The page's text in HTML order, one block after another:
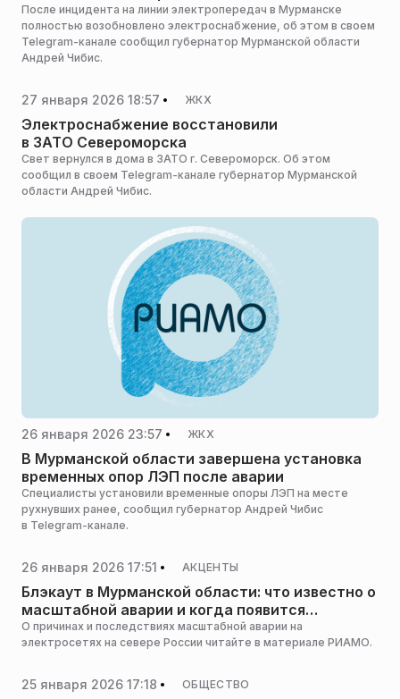
После инцидента на линии электропередач в Мурманске
полностью возобновлено электроснабжение, об этом в своем
Telegram-канале сообщил губернатор Мурманской области
Андрей Чибис.
27 января 2026 18:57 ЖКХ
Электроснабжение восстановили
в ЗАТО Североморска
Свет вернулся в дома в ЗАТО г. Североморск. Об этом
сообщил в своем Telegram-канале губернатор Мурманской
области Андрей Чибис.
26 января 2026 23:57 ЖКХ
В Мурманской области завершена установка
временных опор ЛЭП после аварии
Специалисты установили временные опоры ЛЭП на месте
рухнувших ранее, сообщил губернатор Андрей Чибис
в Telegram-канале.
26 января 2026 17:51 АКЦЕНТЫ
Блэкаут в Мурманской области: что известно о
масштабной аварии и когда появится
электричество
О причинах и последствиях масштабной аварии на
электросетях на севере России читайте в материале РИАМО.
25 января 2026 17:18 ОБЩЕСТВО